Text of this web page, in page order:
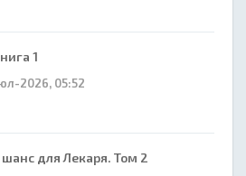
1
2026, 05:52
шанс для Лекаря. Том 2